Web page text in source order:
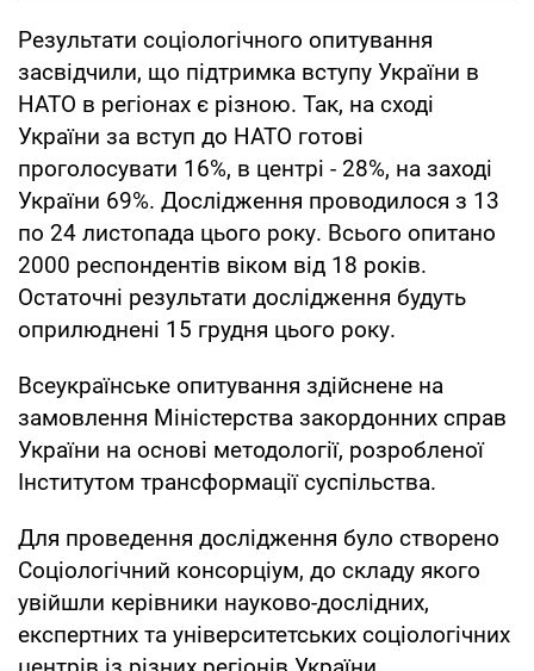
Результати соціологічного опитування
засвідчили, що підтримка вступу України в
НАТО в регіонах є різною. Так, на сході
України за вступ до НАТО готові
проголосувати 16%, в центрі - 28%, на заході
України 69%. Дослідження проводилося з 13
по 24 листопада цього року. Всього опитано
2000 респондентів віком від 18 років.
Остаточні результати дослідження будуть
оприлюднені 15 грудня цього року.
Всеукраїнське опитування здійснене на
замовлення Міністерства закордонних справ
України на основі методології, розробленої
Інститутом трансформації суспільства.
Для проведення дослідження було створено
Соціологічний консорціум, до складу якого
увійшли керівники науково-дослідних,
експертних та університетських соціологічних